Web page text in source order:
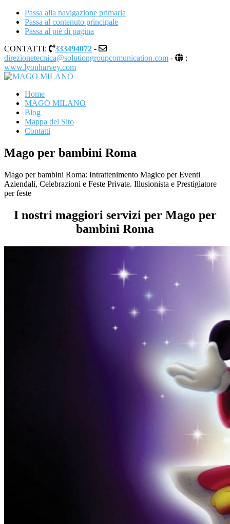
Passa alla navigazione primaria
Passa al contenuto principale
Passa al piè di pagina
CONTATTI:
333494072 -
direzionetecnica@solutiongroupcomunication.com -
:
www.lyonharvey.com
MAGO MILANO
Illusionista a Milano
Home
MAGO MILANO
Blog
Mappa del Sito
Contatti
Mago per bambini Roma
Mago per bambini Roma: Intrattenimento Magico per Eventi
Aziendali, Celebrazioni e Feste Private. Illusionista e Prestigiatore
per feste
I nostri maggiori servizi per Mago per
bambini Roma